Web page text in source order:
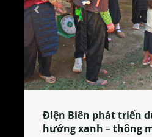
Làng làm bánh
tỏa đặc sản xứ